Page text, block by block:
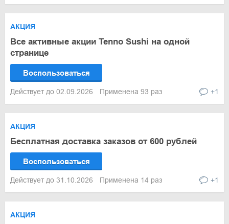
АКЦИЯ
Все активные акции Tenno Sushi на одной
странице
Воспользоваться
Действует до 02.09.2026 Применена 93 раз +1
АКЦИЯ
Бесплатная доставка заказов от 600 рублей
Воспользоваться
Действует до 31.10.2026 Применена 14 раз +1
АКЦИЯ